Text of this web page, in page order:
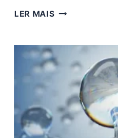
LER MAIS